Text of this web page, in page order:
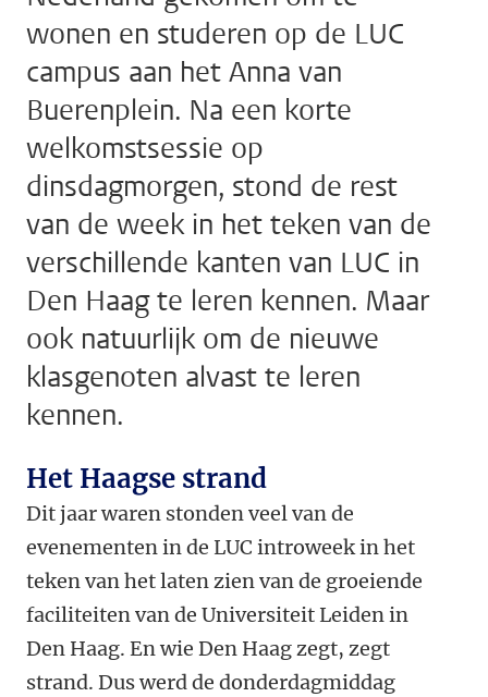
wonen en studeren op de LUC
campus aan het Anna van
Buerenplein. Na een korte
welkomstsessie op
dinsdagmorgen, stond de rest
van de week in het teken van de
verschillende kanten van LUC in
Den Haag te leren kennen. Maar
ook natuurlijk om de nieuwe
klasgenoten alvast te leren
kennen.
Het Haagse strand
Dit jaar waren stonden veel van de
evenementen in de LUC introweek in het
teken van het laten zien van de groeiende
faciliteiten van de Universiteit Leiden in
Den Haag. En wie Den Haag zegt, zegt
strand. Dus werd de donderdagmiddag